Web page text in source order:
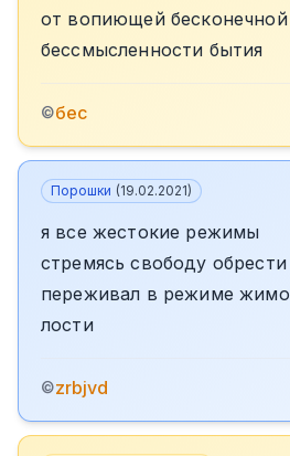
от вопиющей бесконечной
бессмысленности бытия
©бес
Порошки (19.02.2021)
я все жестокие режимы
стремясь свободу обрести
переживал в режиме жимо
лости
©zrbjvd